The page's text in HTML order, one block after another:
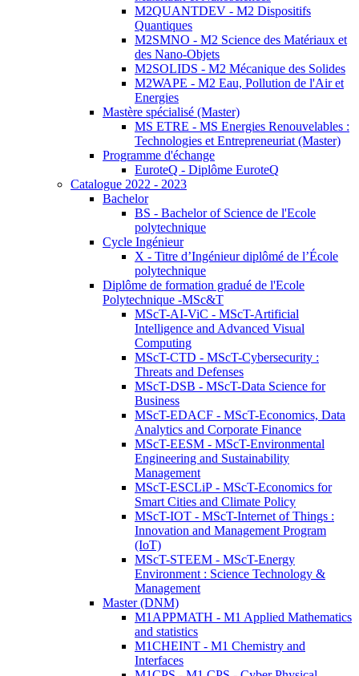
M2QUANTDEV - M2 Dispositifs
Quantiques
M2SMNO - M2 Science des Matériaux et
des Nano-Objets
M2SOLIDS - M2 Mécanique des Solides
M2WAPE - M2 Eau, Pollution de l'Air et
Energies
Mastère spécialisé (Master)
MS ETRE - MS Energies Renouvelables :
Technologies et Entrepreneuriat (Master)
Programme d'échange
EuroteQ - Diplôme EuroteQ
Catalogue 2022 - 2023
Bachelor
BS - Bachelor of Science de l'Ecole
polytechnique
Cycle Ingénieur
X - Titre d’Ingénieur diplômé de l’École
polytechnique
Diplôme de formation gradué de l'Ecole
Polytechnique -MSc&T
MScT-AI-ViC - MScT-Artificial
Intelligence and Advanced Visual
Computing
MScT-CTD - MScT-Cybersecurity :
Threats and Defenses
MScT-DSB - MScT-Data Science for
Business
MScT-EDACF - MScT-Economics, Data
Analytics and Corporate Finance
MScT-EESM - MScT-Environmental
Engineering and Sustainability
Management
MScT-ESCLiP - MScT-Economics for
Smart Cities and Climate Policy
MScT-IOT - MScT-Internet of Things :
Innovation and Management Program
(IoT)
MScT-STEEM - MScT-Energy
Environment : Science Technology &
Management
Master (DNM)
M1APPMATH - M1 Applied Mathematics
and statistics
M1CHEINT - M1 Chemistry and
Interfaces